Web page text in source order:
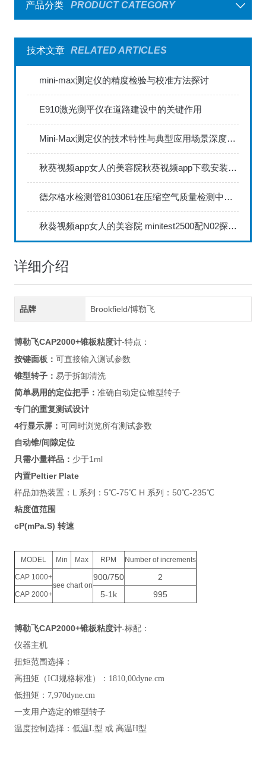
产品分类
PRODUCT CATEGORY
技术文章 RELATED ARTICLES
mini-max测定仪的精度检验与校准方法探讨
E910激光测平仪在道路建设中的关键作用
Mini-Max测定仪的技术特性与典型应用场景深度解读
秋葵视频app女人的美容院秋葵视频app下载安装735FN1.5正确的校准步骤
德尔格水检测管8103061在压缩空气质量检测中的应用
秋葵视频app女人的美容院 minitest2500配N02探头如何两点校准？
详细介绍
品牌 Brookfield/博勒飞
博勒飞CAP2000+锥板粘度计-特点：
按键面板： 可直接输入测试参数
锥型转子： 易于拆卸清洗
简单易用的定位把手： 准确自动定位锥型转子
专门的重复测试设计
4行显示屏： 可同时浏览所有测试参数
自动锥/间隙定位
只需小量样品： 少于1ml
内置Peltier Plate
样品加热装置：L 系列：5℃-75℃ H 系列：50℃-235℃
粘度值范围
cP(mPa.S) 转速
MODEL Min Max RPM Number of increments
CAP 1000+
see chart on
900/750 2
CAP 2000+ 5-1k 995
博勒飞CAP2000+锥板粘度计-标配：
仪器主机
扭矩范围选择：
高扭矩（ICI规格标准）：1810,00dyne.cm
低扭矩：7,970dyne.cm
一支用户选定的锥型转子
温度控制选择：低温L型 或 高温H型